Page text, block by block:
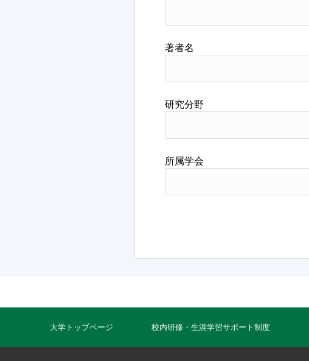
著者名
研究分野
所属学会
大学トップページ 校内研修・生涯学習サポート制度